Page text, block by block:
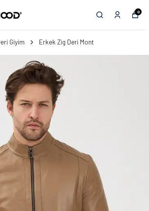
0
Giyim Erkek Zig Deri Mont